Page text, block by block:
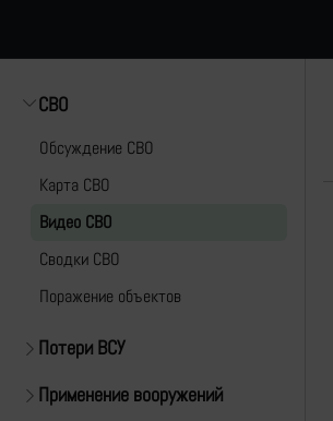
СВО
Обсуждение СВО
Карта СВО
Видео СВО
Cводки СВО
Поражение объектов
Потери ВСУ
Применение вооружений